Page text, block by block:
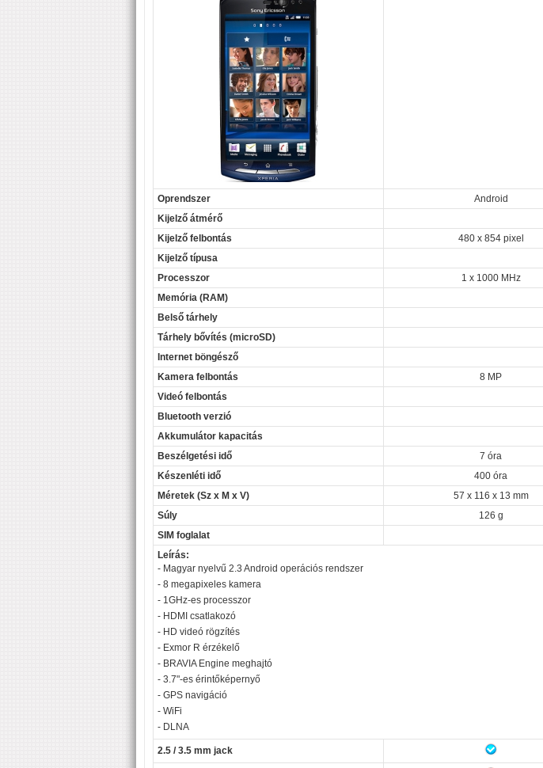
Oprendszer
Android
Kijelző átmérő
Kijelző felbontás
480 x 854 pixel
Kijelző típusa
Processzor
1 x 1000 MHz
Memória (RAM)
Belső tárhely
Tárhely bővítés (microSD)
Internet böngésző
Kamera felbontás
8 MP
Videó felbontás
Bluetooth verzió
Akkumulátor kapacitás
Beszélgetési idő
7 óra
Készenléti idő
400 óra
Méretek (Sz x M x V)
57 x 116 x 13 mm
Súly
126 g
SIM foglalat
Leírás:
- Magyar nyelvű 2.3 Android operációs rendszer
- 8 megapixeles kamera
- 1GHz-es processzor
- HDMI csatlakozó
- HD videó rögzítés
- Exmor R érzékelő
- BRAVIA Engine meghajtó
- 3.7"-es érintőképernyő
- GPS navigáció
- WiFi
- DLNA
2.5 / 3.5 mm jack